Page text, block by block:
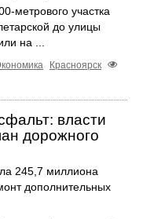
метрового участка
до улицы
на ...
Красноярск
власти
дорожного
245,7 миллиона
дополнительных